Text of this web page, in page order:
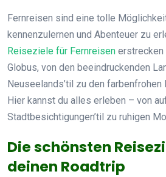
Fernreisen sind eine tolle
kennenzulernen und Abenteuer zu
Reiseziele für Fernreisen erstrecken
Globus, von den beeindruckenden
Neuseelands’til zu den farbenfrohen
Hier kannst du alles erleben – von
Stadtbesichtigungen’til zu ruhigen
Die schönsten
deinen Roadtrip